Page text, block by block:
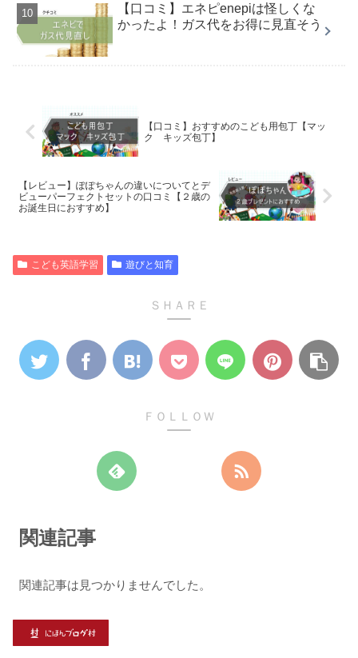
【口コミ】エネピenepiは怪しくな
かったよ！ガス代をお得に見直そう
【口コミ】おすすめのこども用包丁【マッ
ク キッズ包丁】
【レビュー】ぽぽちゃんの違いについてとデ
ビューパーフェクトセットの口コミ【２歳の
お誕生日におすすめ】
こども英語学習 遊びと知育
ＳＨＡＲＥ
ＦＯＬＬＯＷ
関連記事
関連記事は見つかりませんでした。